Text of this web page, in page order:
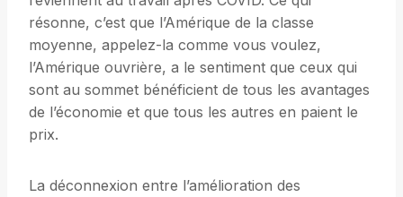
résonne, c’est que l’Amérique de la classe
moyenne, appelez-la comme vous voulez,
l’Amérique ouvrière, a le sentiment que ceux qui
sont au sommet bénéficient de tous les avantages
de l’économie et que tous les autres en paient le
prix.
La déconnexion entre l’amélioration des